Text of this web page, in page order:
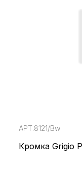
АРТ.8121/Bw
Кромка Grigio